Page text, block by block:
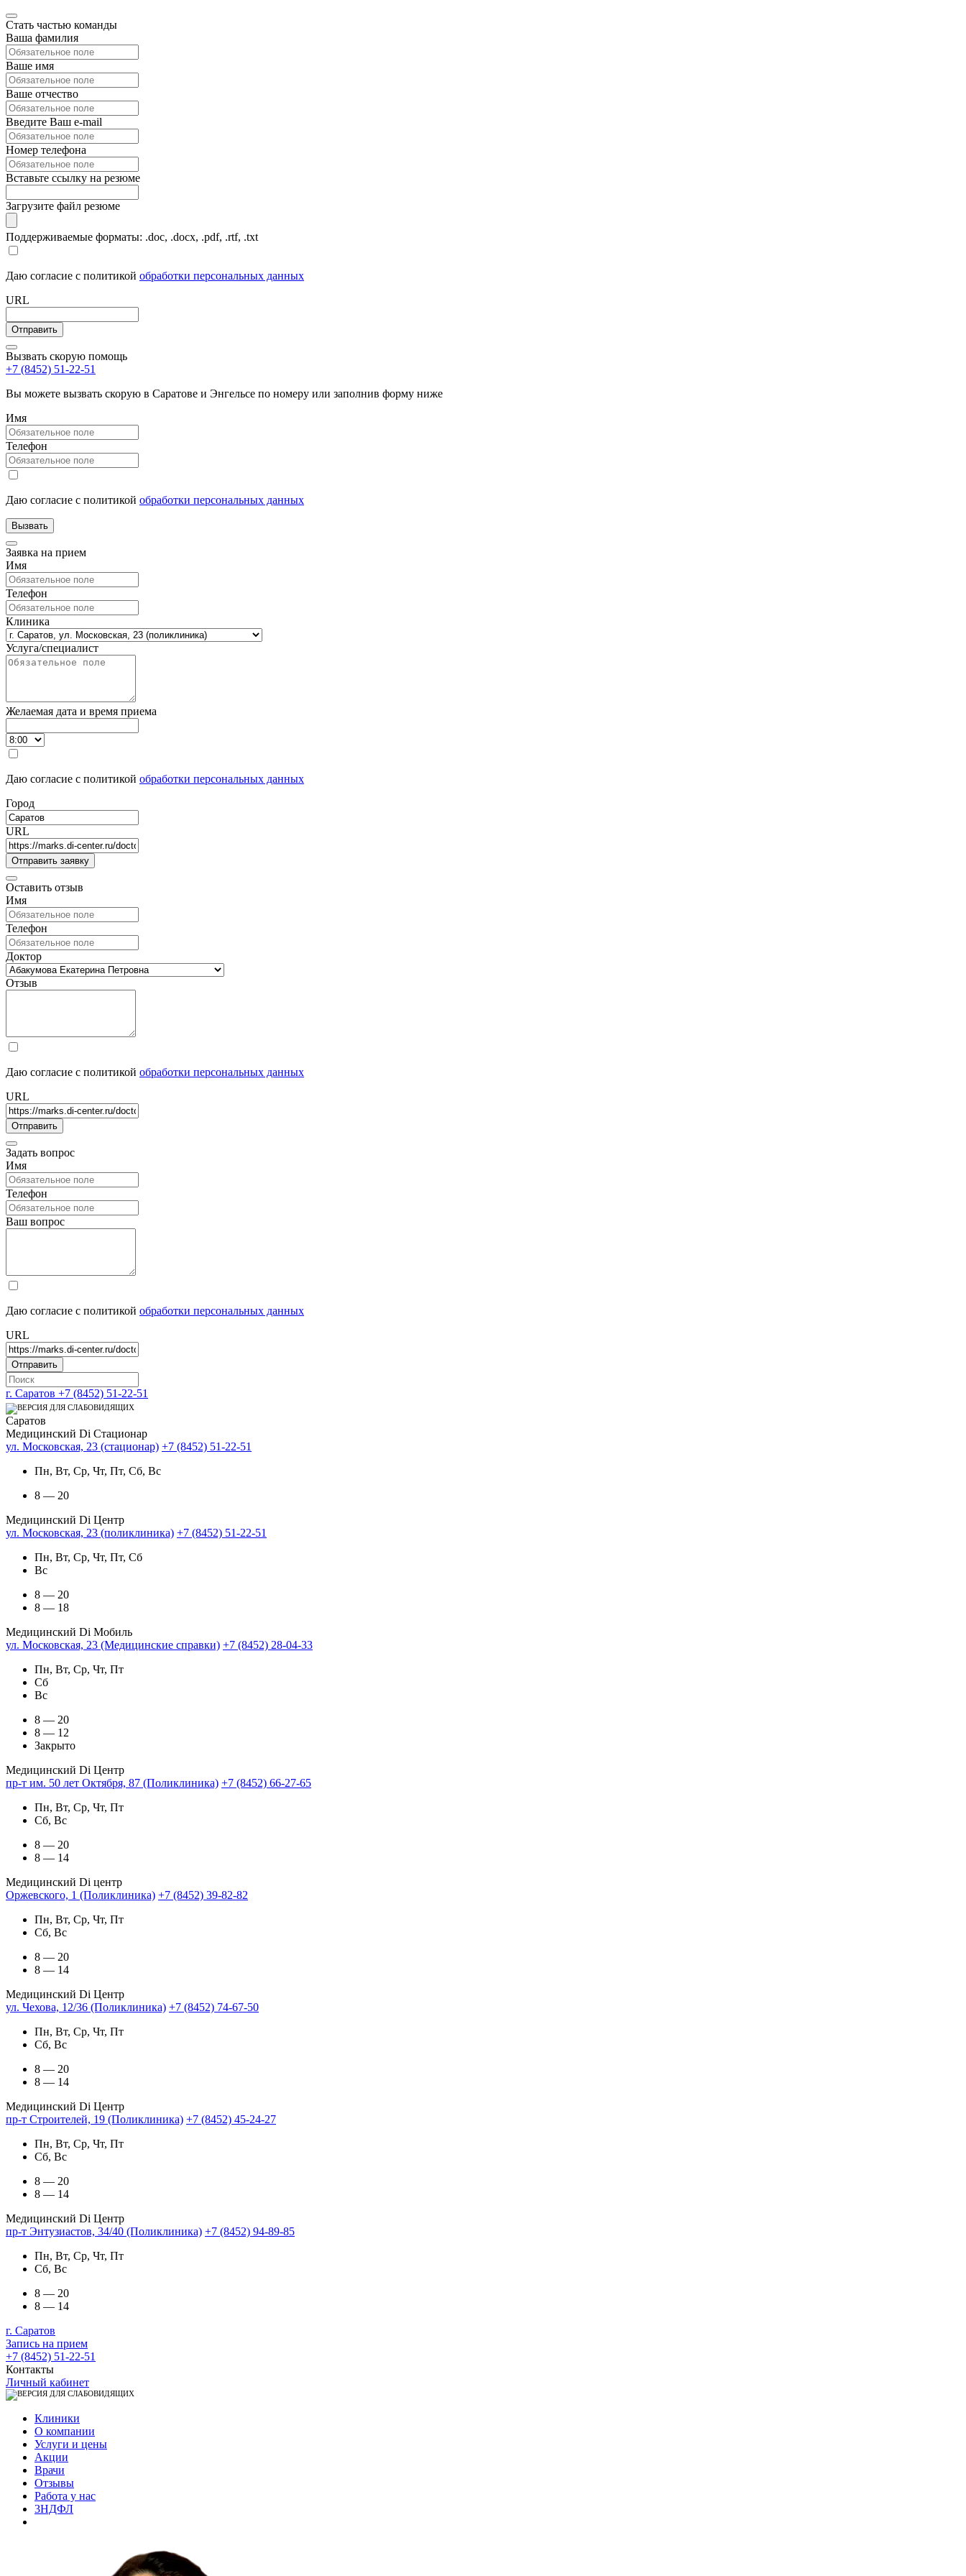
Стать частью команды
Ваша фамилия
Ваше имя
Ваше отчество
Введите Ваш e-mail
Номер телефона
Вставьте ссылку на резюме
Загрузите файл резюме
Поддерживаемые форматы: .doc, .docx, .pdf, .rtf, .txt
Даю согласие с политикой обработки персональных данных
URL
Вызвать скорую помощь
+7 (8452) 51-22-51
Вы можете вызвать скорую в Саратове и Энгельсе по номеру или заполнив форму ниже
Имя
Телефон
Даю согласие с политикой обработки персональных данных
Заявка на прием
Имя
Телефон
Клиника
Услуга/специалист
Желаемая дата и время приема
Даю согласие с политикой обработки персональных данных
Город
URL
Оставить отзыв
Имя
Телефон
Доктор
Отзыв
Даю согласие с политикой обработки персональных данных
URL
Задать вопрос
Имя
Телефон
Ваш вопрос
Даю согласие с политикой обработки персональных данных
URL
г. Саратов +7 (8452) 51-22-51
Саратов
Медицинский Di Стационар
ул. Московская, 23 (стационар) +7 (8452) 51-22-51
Пн, Вт, Ср, Чт, Пт, Сб, Вс
8 — 20
Медицинский Di Центр
ул. Московская, 23 (поликлиника) +7 (8452) 51-22-51
Пн, Вт, Ср, Чт, Пт, Сб
Вс
8 — 20
8 — 18
Медицинский Di Мобиль
ул. Московская, 23 (Медицинские справки) +7 (8452) 28-04-33
Пн, Вт, Ср, Чт, Пт
Сб
Вс
8 — 20
8 — 12
Закрыто
Медицинский Di Центр
пр-т им. 50 лет Октября, 87 (Поликлиника) +7 (8452) 66-27-65
Пн, Вт, Ср, Чт, Пт
Сб, Вс
8 — 20
8 — 14
Медицинский Di центр
Оржевского, 1 (Поликлиника) +7 (8452) 39-82-82
Пн, Вт, Ср, Чт, Пт
Сб, Вс
8 — 20
8 — 14
Медицинский Di Центр
ул. Чехова, 12/36 (Поликлиника) +7 (8452) 74-67-50
Пн, Вт, Ср, Чт, Пт
Сб, Вс
8 — 20
8 — 14
Медицинский Di Центр
пр-т Строителей, 19 (Поликлиника) +7 (8452) 45-24-27
Пн, Вт, Ср, Чт, Пт
Сб, Вс
8 — 20
8 — 14
Медицинский Di Центр
пр-т Энтузиастов, 34/40 (Поликлиника) +7 (8452) 94-89-85
Пн, Вт, Ср, Чт, Пт
Сб, Вс
8 — 20
8 — 14
г. Саратов
Запись на прием
+7 (8452) 51-22-51
Контакты
Личный кабинет
Клиники
О компании
Услуги и цены
Акции
Врачи
Отзывы
Работа у нас
3НДФЛ